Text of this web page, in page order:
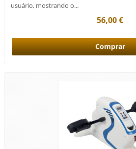
usuário, mostrando o...
56,00 €